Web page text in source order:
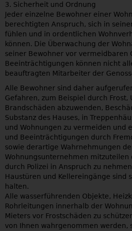
3. Sicherheit und Ordnung
Jeder einzelne Bewohner einer
berechtigten Anspruch, sich in
fühlen und in ordentlichen
können. Die Überwachung der
seiner Bewohner vor vermeidbaren
Beeinträchtigungen können nicht
beauftragten Mitarbeiter der
Alle Bewohner sind daher
Gefahren, zum Beispiel durch Frost,
Brandschäden abzuwenden,
Substanz des Hauses, in
und Wohnungen zu vermeiden und
und Beeinträchtigungen durch
sowie derartige Wahrnehmungen
Wohnungsunternehmen
durch Polizei in Anspruch zu
Haustüren und Kellereingänge sind
halten.
Alle wasserführenden Objekte,
Rohrleitungen innerhalb der
Mieters vor Frostschäden zu
von Ihnen wahrgenommen werden,